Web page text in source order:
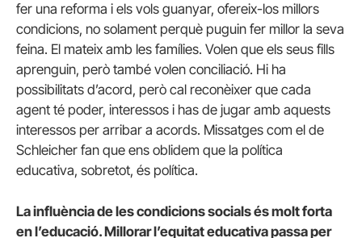
fer una reforma i els vols guanyar, ofereix-los millors
condicions, no solament perquè puguin fer millor la seva
feina. El mateix amb les famílies. Volen que els seus fills
aprenguin, però també volen conciliació. Hi ha
possibilitats d’acord, però cal reconèixer que cada
agent té poder, interessos i has de jugar amb aquests
interessos per arribar a acords. Missatges com el de
Schleicher fan que ens oblidem que la política
educativa, sobretot, és política.
La influència de les condicions socials és molt forta
en l’educació. Millorar l’equitat educativa passa per